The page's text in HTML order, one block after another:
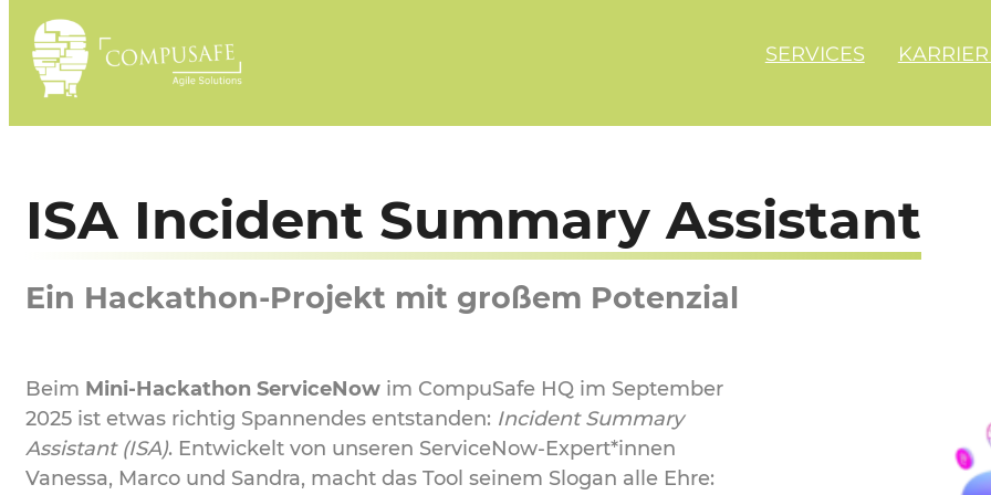
Inhalt
springen
SERVICES
ISA Incident Summary Assistant
Ein Hackathon-Projekt mit großem Potenzial
Beim Mini-Hackathon ServiceNow im CompuSafe HQ im September
2025 ist etwas richtig Spannendes entstanden: Incident Summary
Assistant (ISA). Entwickelt von unseren ServiceNow-Expert*innen
Vanessa, Marco und Sandra, macht das Tool seinem Slogan alle Ehre: